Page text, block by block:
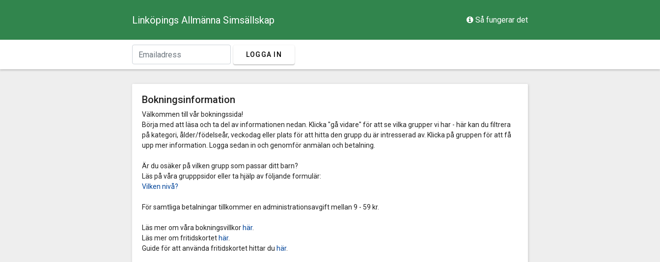
Linköpings Allmänna Simsällskap Så fungerar det
LOGGA IN
Bokningsinformation
Välkommen till vår bokningssida!
Börja med att läsa och ta del av informationen nedan. Klicka "gå vidare" för att se vilka grupper vi har - här kan du filtrera
på kategori, ålder/födelseår, veckodag eller plats för att hitta den grupp du är intresserad av. Klicka på gruppen för att få
upp mer information. Logga sedan in och genomför anmälan och betalning.
Är du osäker på vilken grupp som passar ditt barn?
Läs på våra grupppsidor eller ta hjälp av följande formulär:
Vilken nivå?
För samtliga betalningar tillkommer en administrationsavgift mellan 9 - 59 kr.
Läs mer om våra bokningsvillkor här.
Läs mer om fritidskortet här.
Guide för att använda fritidskortet hittar du här.